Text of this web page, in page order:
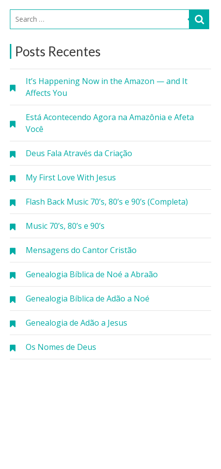
Posts Recentes
It’s Happening Now in the Amazon — and It
Affects You
Está Acontecendo Agora na Amazônia e Afeta
Você
Deus Fala Através da Criação
My First Love With Jesus
Flash Back Music 70’s, 80’s e 90’s (Completa)
Music 70’s, 80’s e 90’s
Mensagens do Cantor Cristão
Genealogia Bíblica de Noé a Abraão
Genealogia Bíblica de Adão a Noé
Genealogia de Adão a Jesus
Os Nomes de Deus